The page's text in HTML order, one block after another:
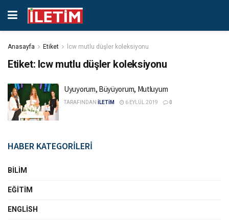
Anasayfa Etiket lcw mutlu düşler koleksiyonu
Etiket: lcw mutlu düşler koleksiyonu
Uyuyorum, Büyüyorum, Mutluyum
TARAFINDAN İLETİM 6 EYLÜL 2019 0
HABER KATEGORİLERİ
BILIM
EĞITIM
ENGLISH